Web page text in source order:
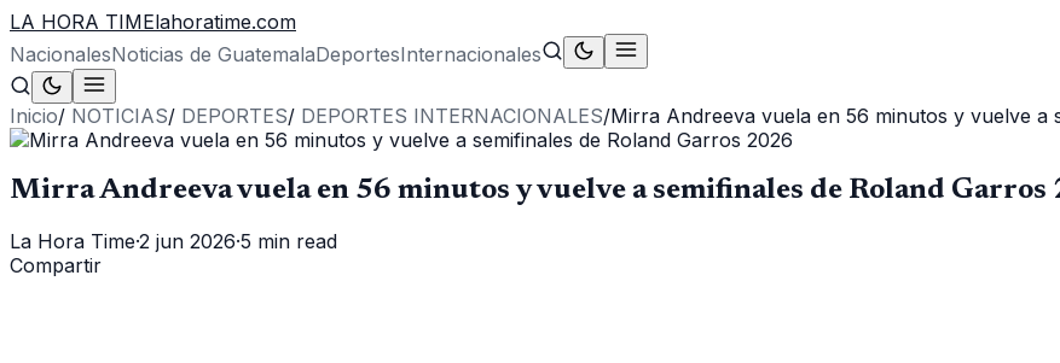
LA HORA TIMElahoratime.com
NacionalesNoticias de GuatemalaDeportesInternacionales
Inicio/ NOTICIAS/ DEPORTES/ DEPORTES INTERNACIONALES/Mirra Andreeva vuela en 56 minutos y vuelve a
Mirra Andreeva vuela en 56 minutos y vuelve a semifinales de Roland Garros
La Hora Time·2 jun 2026·5 min read
Compartir